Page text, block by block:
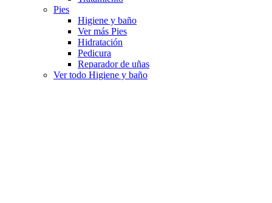
Pies
Higiene y baño
Ver más Pies
Hidratación
Pedicura
Reparador de uñas
Ver todo Higiene y baño